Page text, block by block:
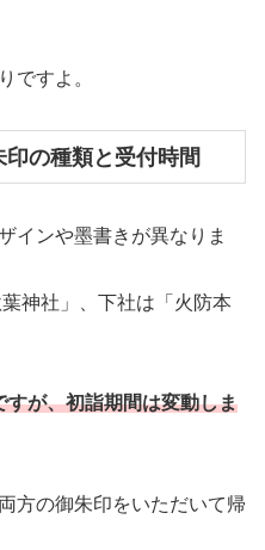
ですよ。
印の種類と受付時間
インや墨書きが異なりま
神社」、下社は「火防本
が、初詣期間は変動しま
方の御朱印をいただいて帰